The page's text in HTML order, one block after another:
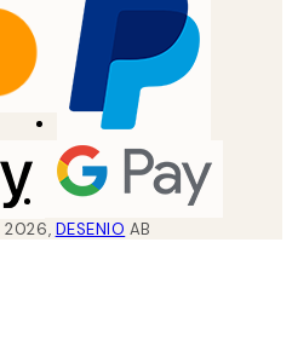
2026, DESENIO AB